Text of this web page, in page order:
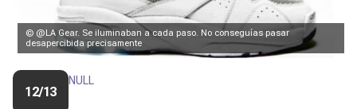
© @LA Gear. Se iluminaban a cada paso. No conseguías pasar
desapercibida precisamente
12/13
NULL